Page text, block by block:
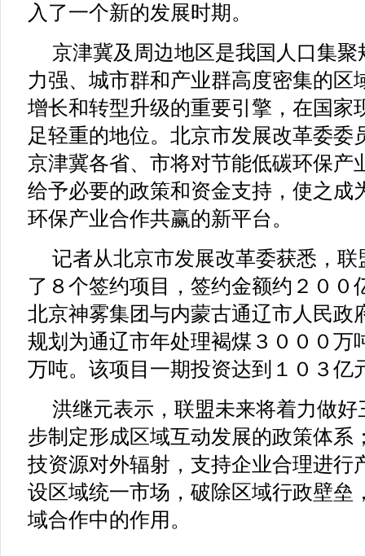
入了一个新的发展时期。
京津冀及周边地区是我国人口集
力强、城市群和产业群高度密集的区
增长和转型升级的重要引擎，在国家
足轻重的地位。北京市发展改革委委
京津冀各省、市将对节能低碳环保产
给予必要的政策和资金支持，使之成
环保产业合作共赢的新平台。
记者从北京市发展改革委获悉，
了８个签约项目，签约金额约２００
北京神雾集团与内蒙古通辽市人民政
规划为通辽市年处理褐煤３０００万
万吨。该项目一期投资达到１０３亿
洪继元表示，联盟未来将着力做
步制定形成区域互动发展的政策体系
技资源对外辐射，支持企业合理进行
设区域统一市场，破除区域行政壁垒
域合作中的作用。